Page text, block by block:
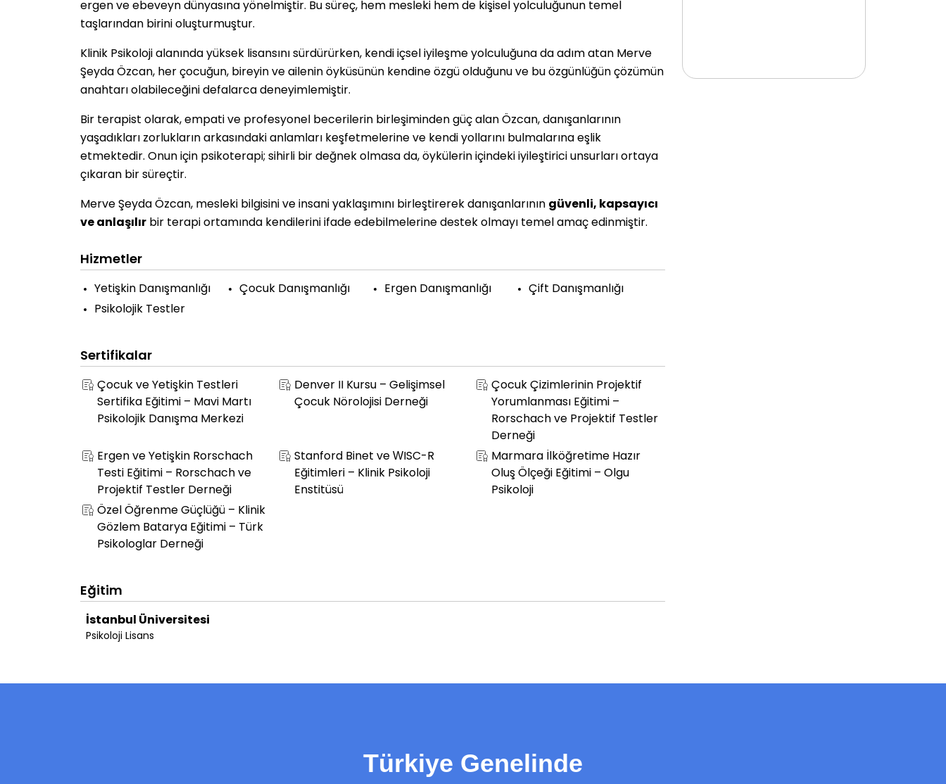
ergen ve ebeveyn dünyasına yönelmiştir. Bu süreç, hem mesleki hem de kişisel yolculuğunun temel
taşlarından birini oluşturmuştur.
Klinik Psikoloji alanında yüksek lisansını sürdürürken, kendi içsel iyileşme yolculuğuna da adım atan Merve
Şeyda Özcan, her çocuğun, bireyin ve ailenin öyküsünün kendine özgü olduğunu ve bu özgünlüğün çözümün
anahtarı olabileceğini defalarca deneyimlemiştir.
Bir terapist olarak, empati ve profesyonel becerilerin birleşiminden güç alan Özcan, danışanlarının
yaşadıkları zorlukların arkasındaki anlamları keşfetmelerine ve kendi yollarını bulmalarına eşlik
etmektedir. Onun için psikoterapi; sihirli bir değnek olmasa da, öykülerin içindeki iyileştirici unsurları ortaya
çıkaran bir süreçtir.
Merve Şeyda Özcan, mesleki bilgisini ve insani yaklaşımını birleştirerek danışanlarının güvenli, kapsayıcı
ve anlaşılır bir terapi ortamında kendilerini ifade edebilmelerine destek olmayı temel amaç edinmiştir.
Hizmetler
Yetişkin Danışmanlığı Çocuk Danışmanlığı Ergen Danışmanlığı
Çift Danışmanlığı
Psikolojik Testler
Sertifikalar
Çocuk ve Yetişkin Testleri
Sertifika Eğitimi – Mavi Martı
Psikolojik Danışma Merkezi
Denver II Kursu – Gelişimsel
Çocuk Nörolojisi Derneği
Çocuk Çizimlerinin Projektif
Yorumlanması Eğitimi –
Rorschach ve Projektif Testler
Derneği
Ergen ve Yetişkin Rorschach
Testi Eğitimi – Rorschach ve
Projektif Testler Derneği
Stanford Binet ve WISC-R
Eğitimleri – Klinik Psikoloji
Enstitüsü
Marmara İlköğretime Hazır
Oluş Ölçeği Eğitimi – Olgu
Psikoloji
Özel Öğrenme Güçlüğü – Klinik
Gözlem Batarya Eğitimi – Türk
Psikologlar Derneği
Eğitim
İstanbul Üniversitesi
Psikoloji Lisans
Türkiye Genelinde